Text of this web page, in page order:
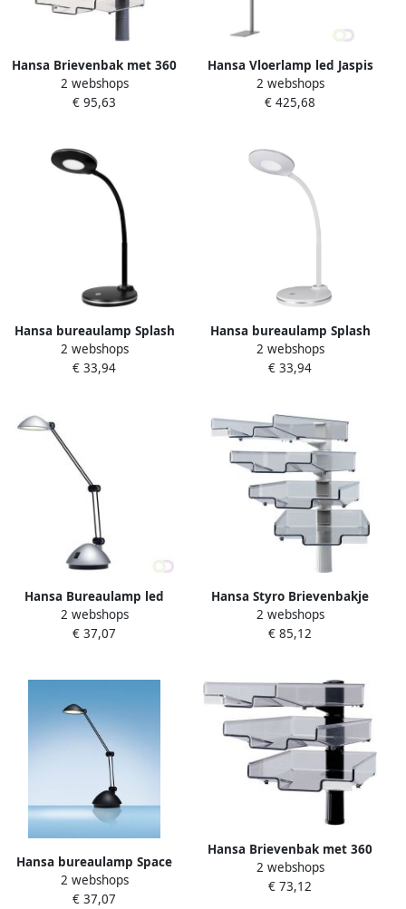
Hansa Brievenbak met 360
graden zwenkarm 5stuks
zwart
2 webshops
€ 95,63
Hansa Vloerlamp led Jaspis
antraciet
2 webshops
€ 425,68
Hansa bureaulamp Splash
LED-lamp zwart
2 webshops
€ 33,94
Hansa bureaulamp Splash
LED-lamp wit
2 webshops
€ 33,94
Hansa Bureaulamp led
Space zilver
2 webshops
€ 37,07
Hansa Styro Brievenbakje
met 4 brievenbakjes
lichtgrijs
2 webshops
€ 85,12
Hansa bureaulamp Space
LED-lamp zwart
2 webshops
€ 37,07
Hansa Brievenbak met 360
graden zwenkarm 3stuks
zwart
2 webshops
€ 73,12